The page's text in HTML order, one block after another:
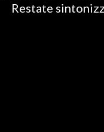
Restate